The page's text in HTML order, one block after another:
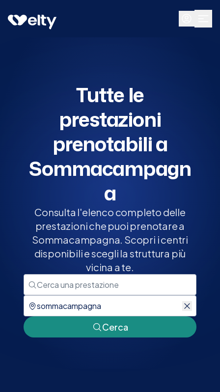
Prenota visita
Tutte le
prestazioni
prenotabili a
Sommacampagn
a
Consulta l'elenco completo delle
prestazioni che puoi prenotare a
Sommacampagna. Scopri i centri
disponibili e scegli la struttura più
vicina a te.
Cerca